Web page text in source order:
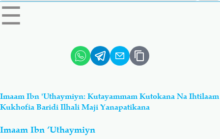
left
sidebar
☰
Hadiyth
Aqiydah Manhaj
Shirki & Kufru
Imaam Ibn 'Uthaymiyn: Kutayammam Kutokana Na Ihtilaam
Kukhofia Baridi Ilhali Maji Yanapatikana
Imaam Ibn ‘Uthaymiyn